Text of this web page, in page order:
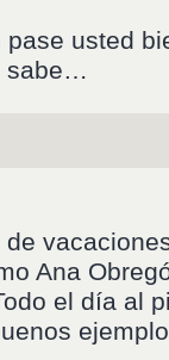
usted
sabe…
Ana
el día